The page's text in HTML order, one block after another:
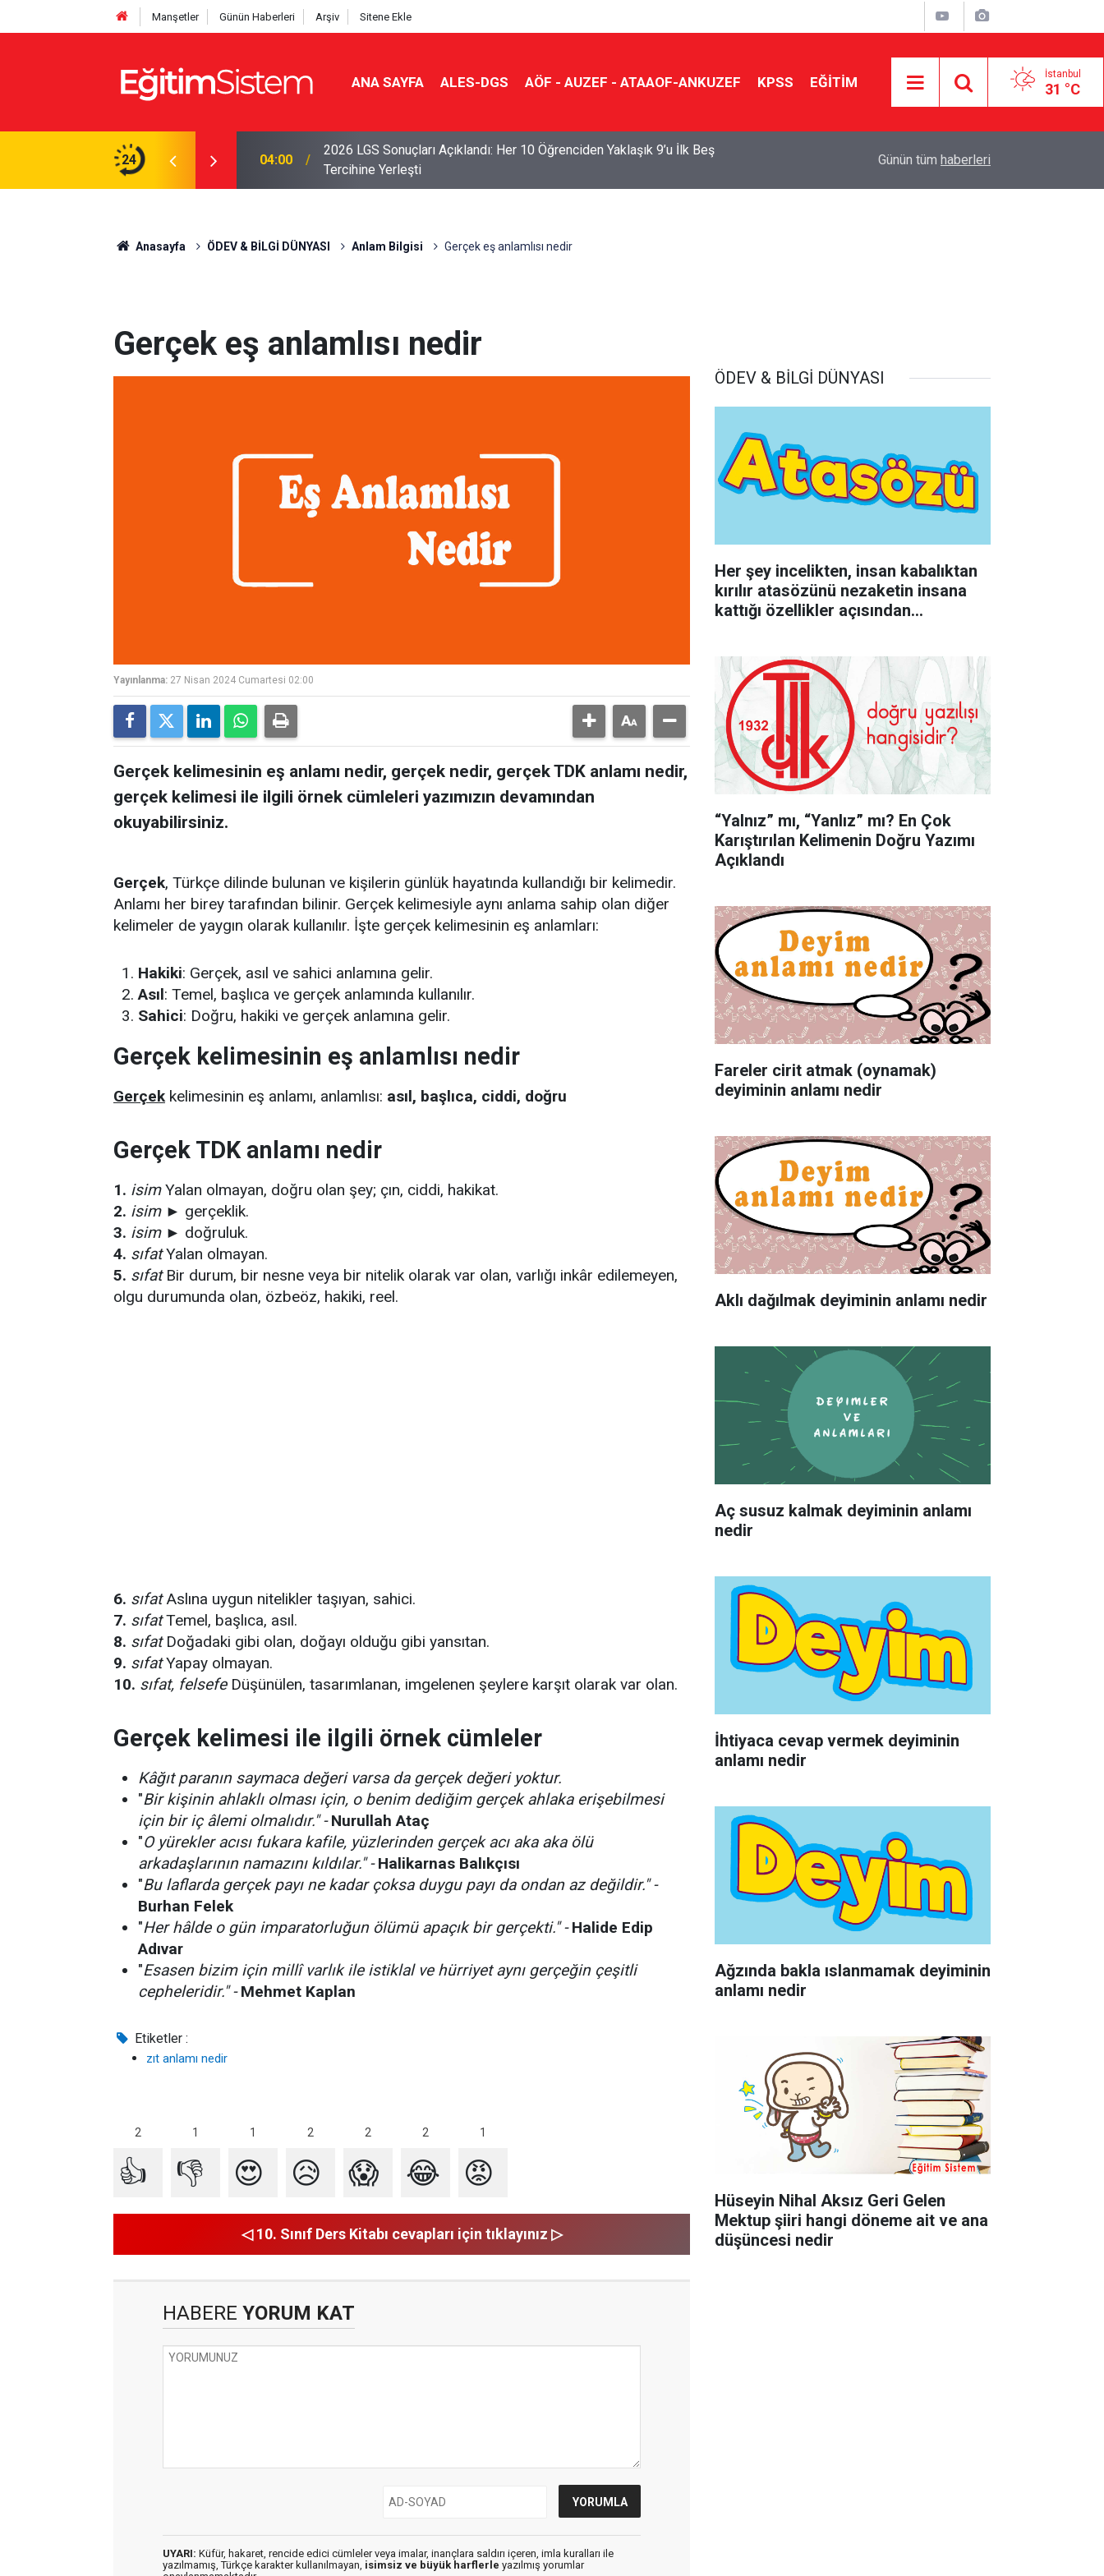
Manşetler Günün Haberleri Arşiv Sitene Ekle
ANA SAYFA ALES-DGS AÖF - AUZEF - ATAAOF-ANKUZEF KPSS EĞİTİM İstanbul
31 °C
24
Sınavla Alan Liseler Yüzde 95,76
04:00
2026 LGS Sonuçları Açıklandı: Her 10 Öğrenciden Yaklaşık 9’u İlk Beş
Tercihine Yerleşti
Yönlendiriyor?
Günün tüm haberleri
Anasayfa ÖDEV & BİLGİ DÜNYASI Anlam Bilgisi Gerçek eş anlamlısı nedir
Gerçek eş anlamlısı nedir
Yayınlanma: 27 Nisan 2024 Cumartesi 02:00
Gerçek kelimesinin eş anlamı nedir, gerçek nedir, gerçek TDK anlamı nedir,
gerçek kelimesi ile ilgili örnek cümleleri yazımızın devamından
okuyabilirsiniz.
Gerçek, Türkçe dilinde bulunan ve kişilerin günlük hayatında kullandığı bir kelimedir.
Anlamı her birey tarafından bilinir. Gerçek kelimesiyle aynı anlama sahip olan diğer
kelimeler de yaygın olarak kullanılır. İşte gerçek kelimesinin eş anlamları:
Hakiki: Gerçek, asıl ve sahici anlamına gelir.
Asıl: Temel, başlıca ve gerçek anlamında kullanılır.
Sahici: Doğru, hakiki ve gerçek anlamına gelir.
Gerçek kelimesinin eş anlamlısı nedir
Gerçekkelimesinin eş anlamı, anlamlısı: asıl, başlıca, ciddi, doğru
Gerçek TDK anlamı nedir
1. isimYalan olmayan, doğru olan şey; çın, ciddi, hakikat.
2. isim► gerçeklik.
3. isim► doğruluk.
4. sıfatYalan olmayan.
5. sıfatBir durum, bir nesne veya bir nitelik olarak var olan, varlığı inkâr edilemeyen,
olgu durumunda olan, özbeöz, hakiki, reel.
6. sıfatAslına uygun nitelikler taşıyan, sahici.
7. sıfatTemel, başlıca, asıl.
8. sıfatDoğadaki gibi olan, doğayı olduğu gibi yansıtan.
9. sıfatYapay olmayan.
10. sıfat, felsefeDüşünülen, tasarımlanan, imgelenen şeylere karşıt olarak var olan.
Gerçek kelimesi ile ilgili örnek cümleler
Kâğıt paranın saymaca değeri varsa da gerçek değeri yoktur.
"Bir kişinin ahlaklı olması için, o benim dediğim gerçek ahlaka erişebilmesi
için bir iç âlemi olmalıdır." - Nurullah Ataç
"O yürekler acısı fukara kafile, yüzlerinden gerçek acı aka aka ölü
arkadaşlarının namazını kıldılar." - Halikarnas Balıkçısı
"Bu laflarda gerçek payı ne kadar çoksa duygu payı da ondan az değildir." -
Burhan Felek
"Her hâlde o gün imparatorluğun ölümü apaçık bir gerçekti." - Halide Edip
Adıvar
"Esasen bizim için millî varlık ile istiklal ve hürriyet aynı gerçeğin çeşitli
cepheleridir." - Mehmet Kaplan
Etiketler :
zıt anlamı nedir
2 1 1 2 2 2 1
👍 👎 😍 😥 😱 😂 😡
◁ 10. Sınıf Ders Kitabı cevapları için tıklayınız ▷
HABERE YORUM KAT
UYARI: Küfür, hakaret, rencide edici cümleler veya imalar, inançlara saldırı içeren, imla kuralları ile
yazılmamış, Türkçe karakter kullanılmayan, isimsiz ve büyük harflerle yazılmış yorumlar
ÖDEV & BİLGİ DÜNYASI
Her şey incelikten, insan kabalıktan
kırılır atasözünü nezaketin insana
kattığı özellikler açısından
“Yalnız” mı, “Yanlız” mı? En Çok
Karıştırılan Kelimenin Doğru Yazımı
Açıklandı
Fareler cirit atmak (oynamak)
deyiminin anlamı nedir
Aklı dağılmak deyiminin anlamı nedir
Aç susuz kalmak deyiminin anlamı
nedir
İhtiyaca cevap vermek deyiminin
anlamı nedir
Ağzında bakla ıslanmamak deyiminin
anlamı nedir
Hüseyin Nihal Aksız Geri Gelen
Mektup şiiri hangi döneme ait ve ana
düşüncesi nedir